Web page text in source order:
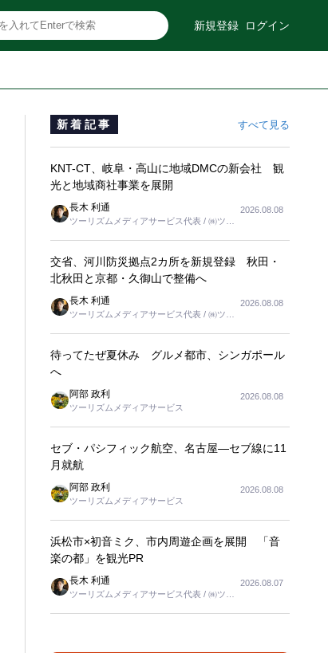
新規登録 ログイン
新着記事 すべて見る
KNT-CT、岐阜・高山に地域DMCの新会社 観
光と地域商社事業を展開
長木 利通
ツーリズムメディアサービス代表 / ㈱ツー
2026.08.08
交省、河川防災拠点2カ所を新規登録 秋田・
北秋田と京都・久御山で整備へ
長木 利通
ツーリズムメディアサービス代表 / ㈱ツー
2026.08.08
待ってたぜ夏休み グルメ都市、シンガポール
へ
阿部 政利
ツーリズムメディアサービス
2026.08.08
セブ・パシフィック航空、名古屋―セブ線に11
月就航
阿部 政利
ツーリズムメディアサービス
2026.08.08
浜松市×初音ミク、市内周遊企画を展開 「音
楽の都」を観光PR
長木 利通
ツーリズムメディアサービス代表 / ㈱ツー
2026.08.07